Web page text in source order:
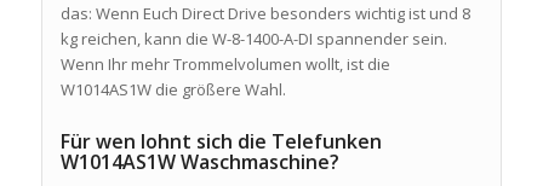
das: Wenn Euch Direct Drive besonders wichtig ist und 8
kg reichen, kann die W-8-1400-A-DI spannender sein.
Wenn Ihr mehr Trommelvolumen wollt, ist die
W1014AS1W die größere Wahl.
Für wen lohnt sich die Telefunken
W1014AS1W Waschmaschine?